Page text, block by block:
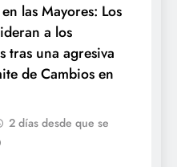
las Mayores: Los
a los
tras una agresiva
de Cambios en
2 días desde que se